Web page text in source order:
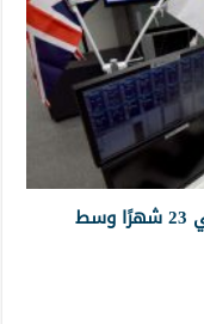
تراجع الين الياباني إلى أدنى مستوى في 23 شهرًا وسط